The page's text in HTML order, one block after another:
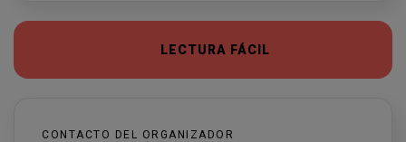
LECTURA FÁCIL
CONTACTO DEL ORGANIZADOR